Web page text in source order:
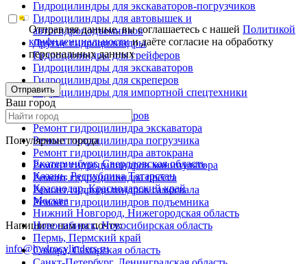
Гидроцилиндры для экскаваторов-погрузчиков
Гидроцилиндры для автовышек и
автогидроподъемников
Другие гидроцилиндры
Гидроцилиндры для грейферов
Гидроцилиндры для экскаваторов
Гидроцилиндры для скреперов
Гидроцилиндры для импортной спецтехники
Ремонт гидроцилиндров
Ремонт гидроцилиндра экскаватора
Ремонт гидроцилиндра погрузчика
Ремонт гидроцилиндра автокрана
Ремонт гидроцилиндров манипулятора
Ремонт гидроцилиндра пресса
Ремонт гидроцилиндров самосвала
Ремонт гидроцилиндров подъемника
Напишите нам на почту:
info@hydrocylinders.ru
Отправляя данные, вы соглашаетесь с нашейПолитикой
конфиденциальностии даёте согласие на обработку
персональных данных
Отправить
Ваш город
Популярные города
Екатеринбург, Свердловская область
Казань, Республика Татарстан
Краснодар, Краснодарский край
Москва
Нижний Новгород, Нижегородская область
Новосибирск, Новосибирская область
Пермь, Пермский край
Самара, Самарская область